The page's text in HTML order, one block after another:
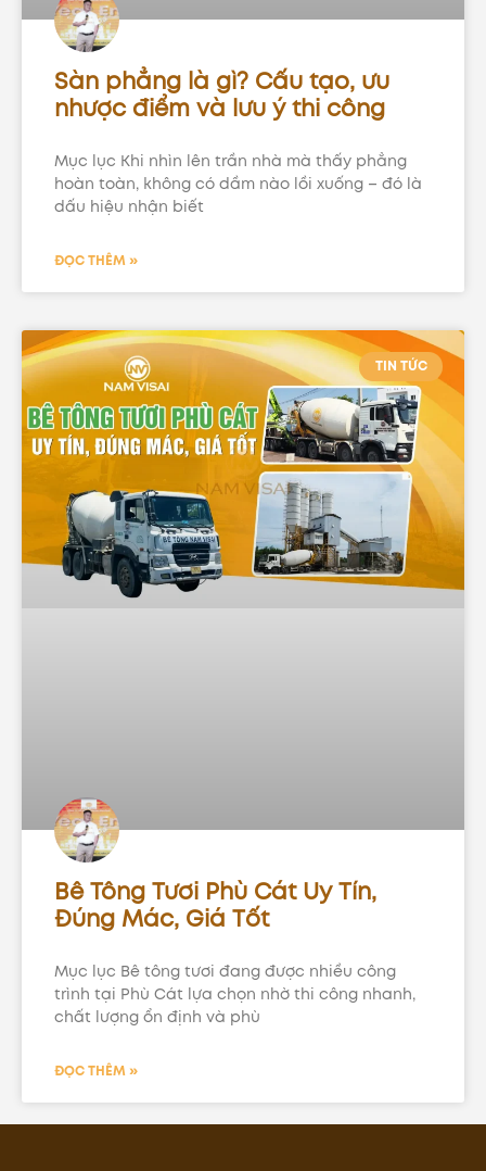
Sàn phẳng là gì? Cấu tạo, ưu
nhược điểm và lưu ý thi công
Mục lục Khi nhìn lên trần nhà mà thấy phẳng
hoàn toàn, không có dầm nào lồi xuống – đó là
dấu hiệu nhận biết
ĐỌC THÊM »
TIN TỨC
Bê Tông Tươi Phù Cát Uy Tín,
Đúng Mác, Giá Tốt
Mục lục Bê tông tươi đang được nhiều công
trình tại Phù Cát lựa chọn nhờ thi công nhanh,
chất lượng ổn định và phù
ĐỌC THÊM »